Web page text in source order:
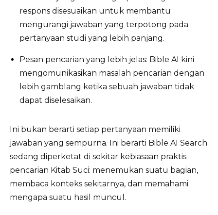
respons disesuaikan untuk membantu
mengurangi jawaban yang terpotong pada
pertanyaan studi yang lebih panjang.
Pesan pencarian yang lebih jelas: Bible AI kini
mengomunikasikan masalah pencarian dengan
lebih gamblang ketika sebuah jawaban tidak
dapat diselesaikan.
Ini bukan berarti setiap pertanyaan memiliki
jawaban yang sempurna. Ini berarti Bible AI Search
sedang diperketat di sekitar kebiasaan praktis
pencarian Kitab Suci: menemukan suatu bagian,
membaca konteks sekitarnya, dan memahami
mengapa suatu hasil muncul.